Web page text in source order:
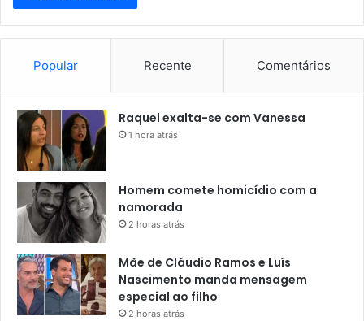
Popular Recente Comentários
Raquel exalta-se com Vanessa
1 hora atrás
Homem comete homicídio com a
namorada
2 horas atrás
Mãe de Cláudio Ramos e Luís
Nascimento manda mensagem
especial ao filho
2 horas atrás